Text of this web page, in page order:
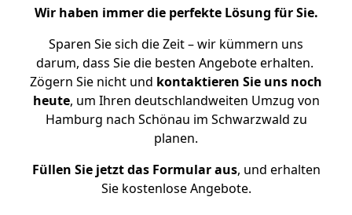
Wir haben immer die perfekte Lösung für Sie.
Sparen Sie sich die Zeit – wir kümmern uns
darum, dass Sie die besten Angebote erhalten.
Zögern Sie nicht und kontaktieren Sie uns noch
heute, um Ihren deutschlandweiten Umzug von
Hamburg nach Schönau im Schwarzwald zu
planen.
Füllen Sie jetzt das Formular aus, und erhalten
Sie kostenlose Angebote.